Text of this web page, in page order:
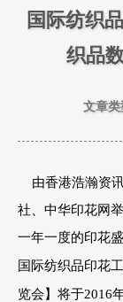
国际纺织
织品
文章
由香港浩瀚资
社、中华印花网
一年一度的印花
国际纺织品印花
览会】将于2016